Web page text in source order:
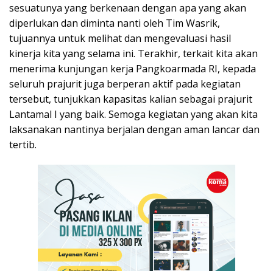
sesuatunya yang berkenaan dengan apa yang akan
diperlukan dan diminta nanti oleh Tim Wasrik,
tujuannya untuk melihat dan mengevaluasi hasil
kinerja kita yang selama ini. Terakhir, terkait kita akan
menerima kunjungan kerja Pangkoarmada RI, kepada
seluruh prajurit juga berperan aktif pada kegiatan
tersebut, tunjukkan kapasitas kalian sebagai prajurit
Lantamal I yang baik. Semoga kegiatan yang akan kita
laksanakan nantinya berjalan dengan aman lancar dan
tertib.